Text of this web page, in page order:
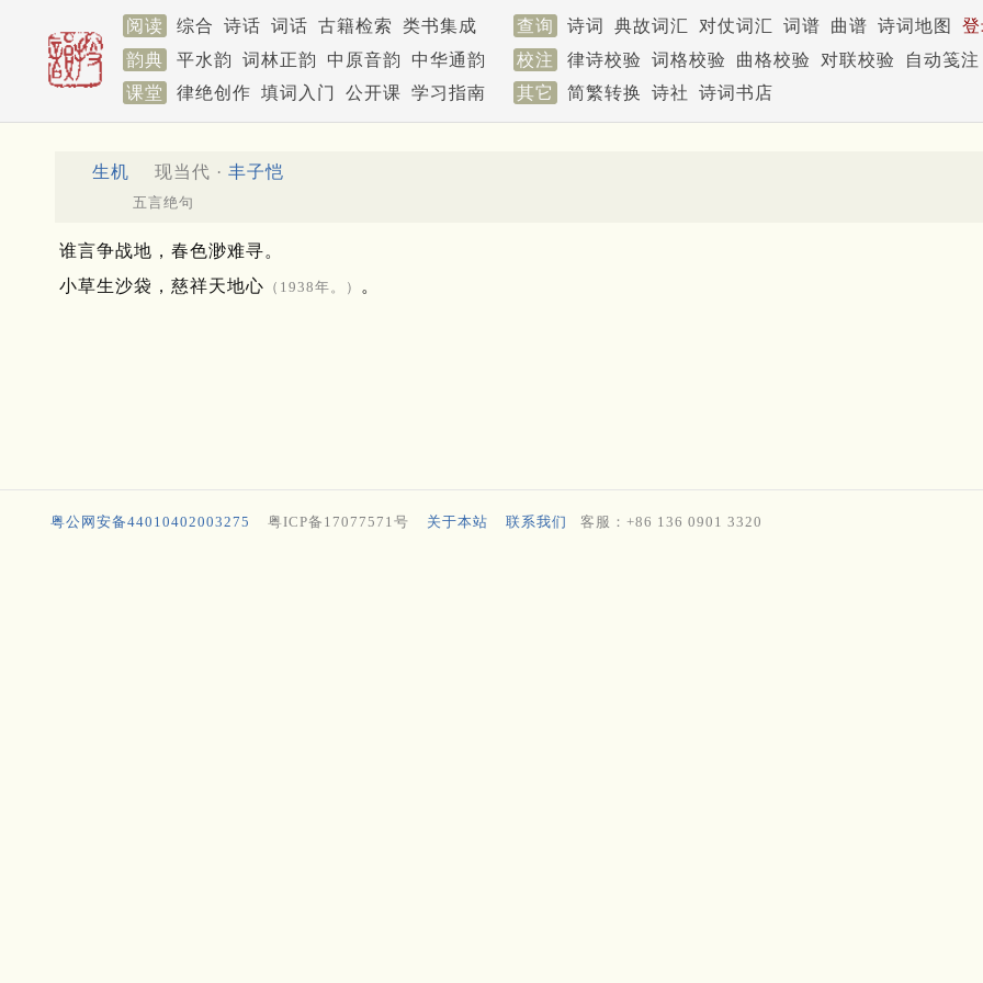
阅读 综合 诗话 词话 古籍检索 类书集成 查询 诗词 典故词汇 对仗词汇 词谱 曲谱 诗词地图
韵典
平水韵 词林正韵 中原音韵 中华通韵 校注 律诗校验 词格校验 曲格校验 对联校验
自动笺注
课堂
律绝创作 填词入门 公开课 学习指南 其它 简繁转换 诗社 诗词书店
生机 现当代 · 丰子恺
五言绝句
谁言争战地，春色渺难寻。
小草生沙袋，慈祥天地心 （1938年。） 。
粤公网安备44010402003275 粤ICP备17077571号 关于本站 联系我们 客服：+86 136 0901 3320